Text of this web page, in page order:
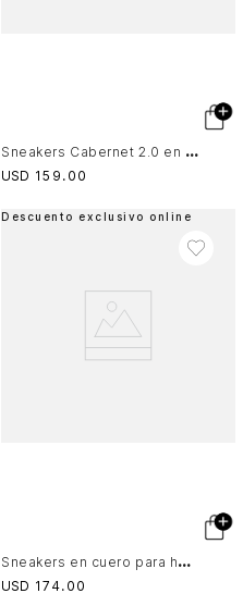
S
neakers Cabernet 2.0 en cuero para hombre
USD 159 . 00
Descuento exclusivo online
S
neakers en cuero para hombre Halo 2
USD 174. 00